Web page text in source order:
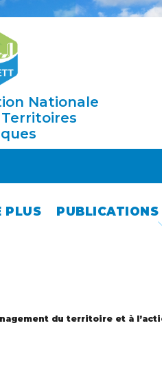
Nationale
PLUS PUBLICATIONS
du territoire et à